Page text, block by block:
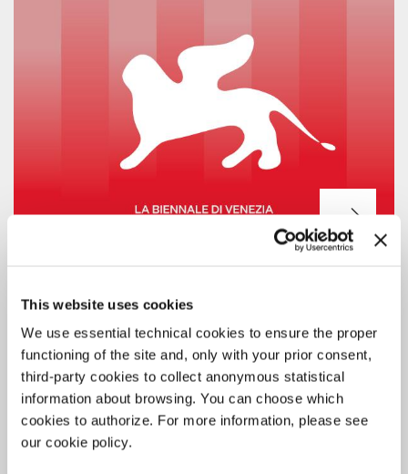
This website uses cookies
We use essential technical cookies to ensure the proper
functioning of the site and, only with your prior consent,
third-party cookies to collect anonymous statistical
information about browsing. You can choose which
cookies to authorize. For more information, please see
our cookie policy.
L’UNDICESIMA PUNTATA DEL
PODCAST LA BIENNALE ON AIR
Biennale Danza 2026 raccontata dai suoi protagonisti / Un
intervento esclusivo di Frances Rings e Stephen Page / Leoni d’oro
di Danza con Bangarra Dance Theatre / Altri contributi di
Francesco Casetti, Manuela Infante e Gala Porras-Kim.